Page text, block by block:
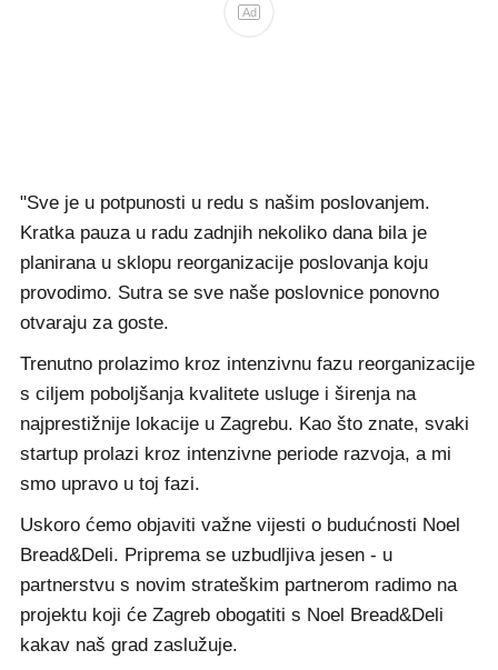
Ad
"Sve je u potpunosti u redu s našim poslovanjem.
Kratka pauza u radu zadnjih nekoliko dana bila je
planirana u sklopu reorganizacije poslovanja koju
provodimo. Sutra se sve naše poslovnice ponovno
otvaraju za goste.
Trenutno prolazimo kroz intenzivnu fazu reorganizacije
s ciljem poboljšanja kvalitete usluge i širenja na
najprestižnije lokacije u Zagrebu. Kao što znate, svaki
startup prolazi kroz intenzivne periode razvoja, a mi
smo upravo u toj fazi.
Uskoro ćemo objaviti važne vijesti o budućnosti Noel
Bread&Deli. Priprema se uzbudljiva jesen - u
partnerstvu s novim strateškim partnerom radimo na
projektu koji će Zagreb obogatiti s Noel Bread&Deli
kakav naš grad zaslužuje.